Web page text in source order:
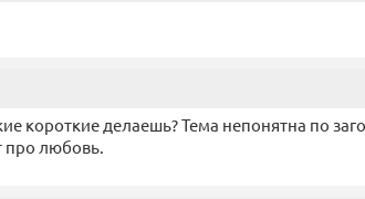
короткие делаешь? Тема непонятна по
про любовь.